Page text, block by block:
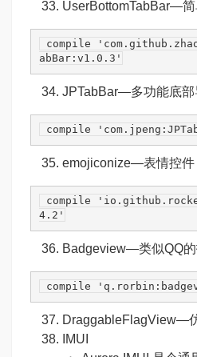
UserBottomTabBar—简
compile
abBar:v1.0.3'
JPTabBar—多功能底部
compile
emojiconize—表情控件
compile
4.2'
Badgeview—类似QQ
compile
DraggableFlagView—
IMUI